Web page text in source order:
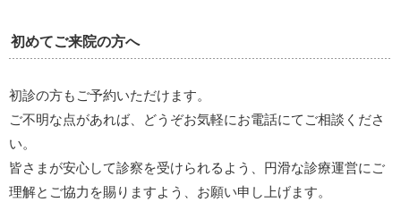
初めてご来院の方へ
初診の方もご予約いただけます。
ご不明な点があれば、どうぞお気軽にお電話にてご相談くださ
い。
皆さまが安心して診察を受けられるよう、円滑な診療運営にご
理解とご協力を賜りますよう、お願い申し上げます。